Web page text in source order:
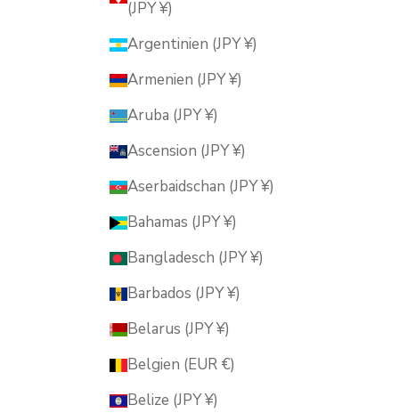
(JPY ¥)
Argentinien (JPY ¥)
Armenien (JPY ¥)
Aruba (JPY ¥)
Ascension (JPY ¥)
Aserbaidschan (JPY ¥)
Bahamas (JPY ¥)
Bangladesch (JPY ¥)
Barbados (JPY ¥)
Belarus (JPY ¥)
Belgien (EUR €)
Belize (JPY ¥)